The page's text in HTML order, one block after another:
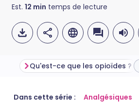
Est. 12 min temps de lecture
Partager par email
🇬🇧 English
Qu'est-ce que les opioïdes ?
Dans cette série :
Analgésiques